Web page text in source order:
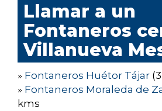
Llamar a un
Fontaneros
Villanueva
» Fontaneros Huétor Tájar
» Fontaneros Moraleda de
kms